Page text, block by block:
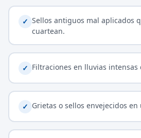
✓ Sellos antiguos mal aplicados
cuartean.
✓ Filtraciones en lluvias intensas
✓ Grietas o sellos envejecidos